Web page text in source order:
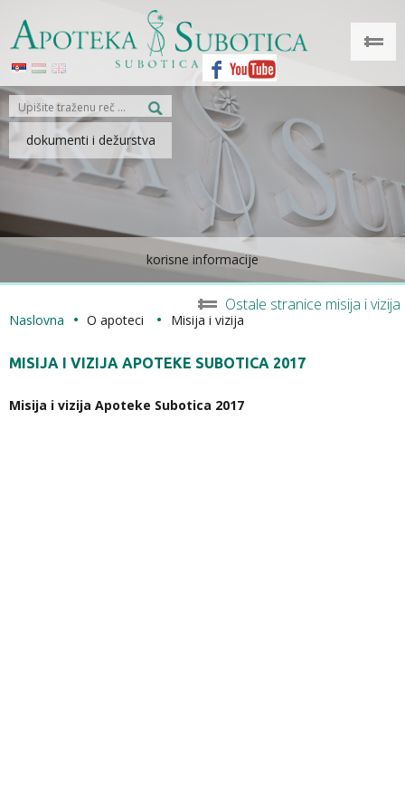
dokumenti i dežurstva
korisne informacije
Ostale stranice misija i vizija
Naslovna O apoteci Misija i vizija
MISIJA I VIZIJA APOTEKE SUBOTICA 2017
Misija i vizija Apoteke Subotica 2017